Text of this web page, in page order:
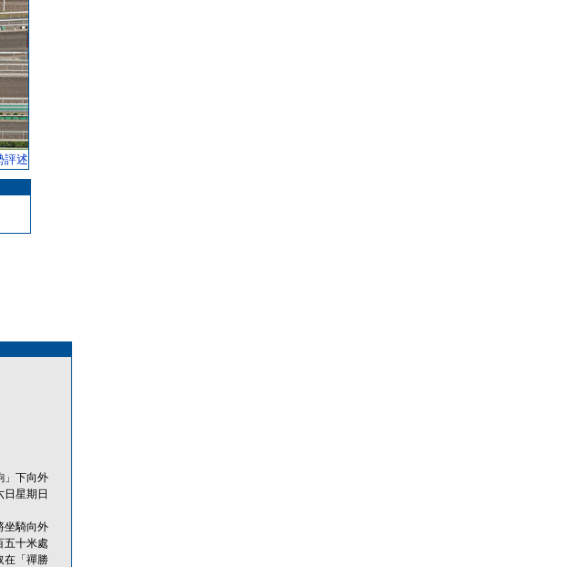
評述
」下向外
星期日
坐騎向外
五十米處
在「禪勝